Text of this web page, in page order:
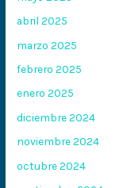
abril 2025
marzo 2025
febrero 2025
enero 2025
diciembre 2024
noviembre 2024
octubre 2024